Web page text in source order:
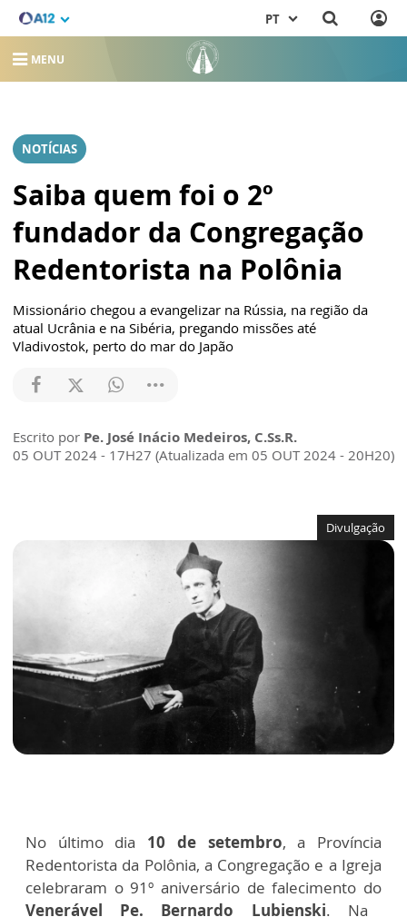
PT
MENU
NOTÍCIAS
Saiba quem foi o 2º
fundador da Congregação
Redentorista na Polônia
Missionário chegou a evangelizar na Rússia, na região da
atual Ucrânia e na Sibéria, pregando missões até
Vladivostok, perto do mar do Japão
Escrito por Pe. José Inácio Medeiros, C.Ss.R.
05 OUT 2024 - 17H27 (Atualizada em 05 OUT 2024 - 20H20)
Divulgação
No último dia 10 de setembro, a Província
Redentorista da Polônia, a Congregação e a Igreja
celebraram o 91º aniversário de falecimento do
Venerável Pe. Bernardo Lubienski. Na